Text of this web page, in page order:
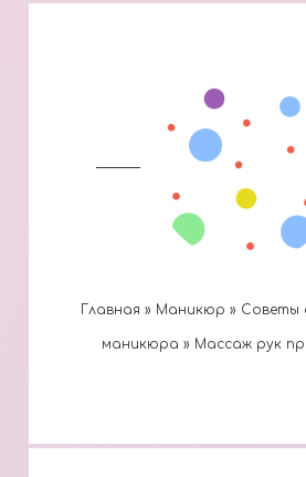
Главная » Маникюр » Советы
маникюра » Массаж рук